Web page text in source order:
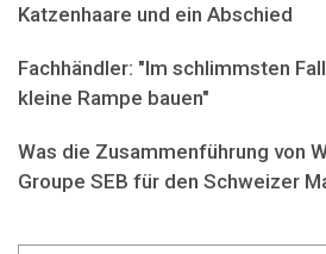
Katzenhaare und ein Abschied
Fachhändler: "Im schlimmsten
kleine Rampe bauen"
Was die Zusammenführung von
Groupe SEB für den Schweizer